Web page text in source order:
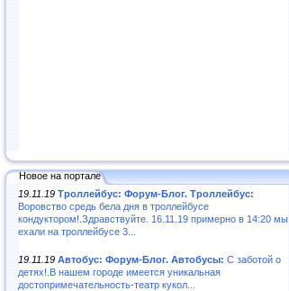
Новое на портале
19.11.19 Троллейбус: Форум-Блог. Троллейбус:
Воровство средь бела дня в троллейбусе
кондуктором!.Здравствуйте. 16.11.19 примерно в 14:20 мы
ехали на троллейбусе 3...
19.11.19 Автобус: Форум-Блог. Автобусы: С заботой о
детях!.В нашем городе имеется уникальная
достопримечательность-театр кукол...